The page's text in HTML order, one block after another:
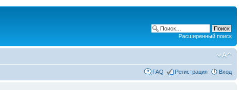
Расширенный поиск
FAQ Регистрация Вход